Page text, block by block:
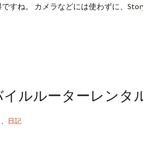
すね。 カメラなどには使わずに、
ルルーターレンタ
、 日記